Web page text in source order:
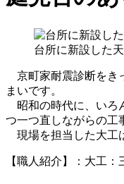
台所に新設した
京町家耐震診断をき
まいです。
昭和の時代に、いろ
つ一つ直しながらの工
現場を担当した大工
【職人紹介】：大工：